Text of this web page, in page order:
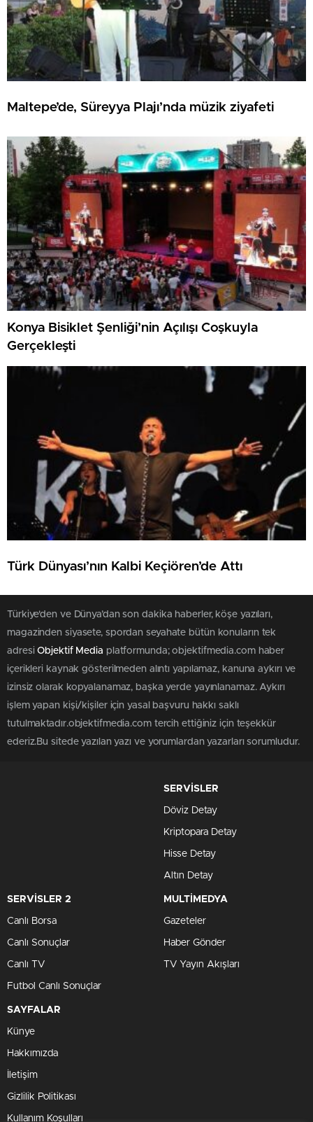
Maltepe’de, Süreyya Plajı’nda müzik ziyafeti
Konya Bisiklet Şenliği’nin Açılışı Coşkuyla
Gerçekleşti
Türk Dünyası’nın Kalbi Keçiören’de Attı
Türkiye'den ve Dünya’dan son dakika haberler, köşe yazıları,
magazinden siyasete, spordan seyahate bütün konuların tek
adresiObjektif Media platformunda; objektifmedia.com haber
içerikleri kaynak gösterilmeden alıntı yapılamaz, kanuna aykırı ve
izinsiz olarak kopyalanamaz, başka yerde yayınlanamaz. Aykırı
işlem yapan kişi/kişiler için yasal başvuru hakkı saklı
tutulmaktadır.objektifmedia.com tercih ettiğiniz için teşekkür
ederiz.Bu sitede yazılan yazı ve yorumlardan yazarları sorumludur.
SERVİSLER
Döviz Detay
Kriptopara Detay
Hisse Detay
Altın Detay
SERVİSLER 2
Canlı Borsa
Canlı Sonuçlar
Canlı TV
Futbol Canlı Sonuçlar
MULTİMEDYA
Gazeteler
Haber Gönder
TV Yayın Akışları
SAYFALAR
Künye
Hakkımızda
İletişim
Gizlilik Politikası
Kullanım Koşulları